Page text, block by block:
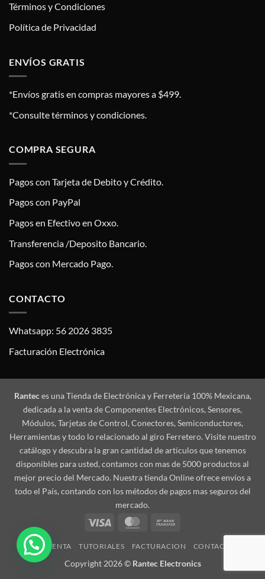
Términos y Condiciones
Política de Privacidad
ENVÍOS GRATIS
*Envíos gratis en compras mayores a $499.
*Consulte términos y condiciones.
COMPRA SEGURA
Pagos con Tarjeta de Debito y Crédito.
Pagos con PayPal
Pagos en Efectivo en Oxxo.
Transferencia /Deposito Bancario.
Pagos con Mercado Pago.
CONTACTO
Whatsapp: 56 2026 3835
Facturación Electrónica
Ranteces una Tienda de Electrónica y Ferretería 100% Mexicana,
dedicada a la venta de Componentes Electrónicos, Sensores,
Módulos, Tarjetas de Control, Conectores, Semiconductores,
Herramientas y todo lo relacionado al giro Ferretero. Visite nuestro
catálogo y descubra la gran cantidad de artículos que tenemos
disponibles para usted, contamos con mas de 5000 productos al
mejor precio del Mercado. Nuestra tienda Online ofrece envíos a
todo el País, contando con los métodos de pagos mas seguros del
mercado.
Visa
MasterCard
MI CUENTA TUTORIALES FACTURACION CONTACTO
Copyright 2026 © Rantec Electronics